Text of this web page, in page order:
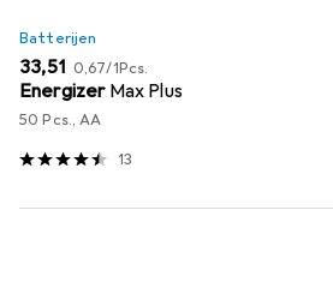
Batterijen
EUR
33,51 EUR
0,67/1Pcs.
Energizer Max Plus
50 Pcs., AA
13